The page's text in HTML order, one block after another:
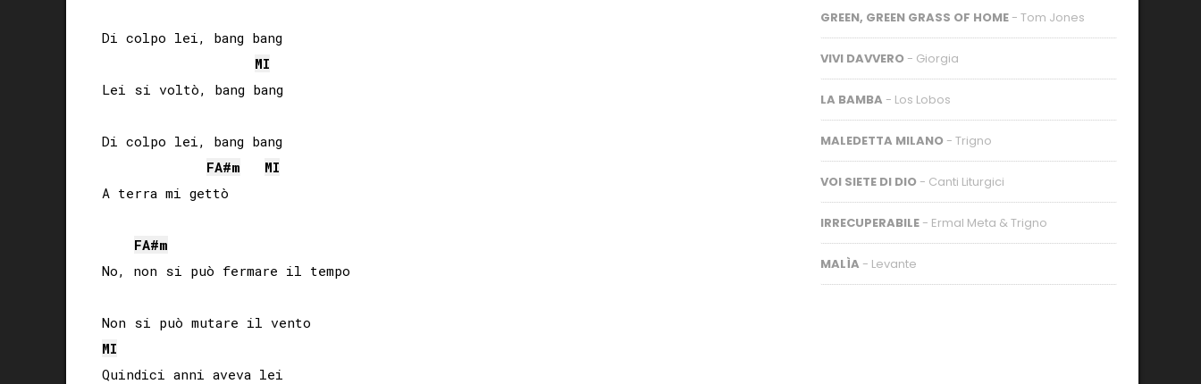
Di colpo lei, bang bang
MI
Lei si voltò, bang bang
Di colpo lei, bang bang
FA#m
MI
A terra mi gettò
FA#m
No, non si può fermare il tempo
MI
Quindici anni aveva lei
GREEN, GREEN GRASS OF HOME - Tom Jones
VIVI DAVVERO - Giorgia
LA BAMBA - Los Lobos
MALEDETTA MILANO - Trigno
VOI SIETE DI DIO - Canti Liturgici
IRRECUPERABILE - Ermal Meta & Trigno
MALÌA - Levante